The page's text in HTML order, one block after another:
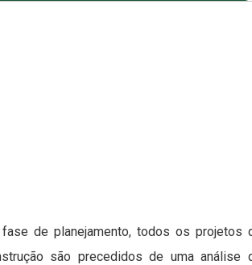
fase de planejamento, todos os projetos
são precedidos de uma análise